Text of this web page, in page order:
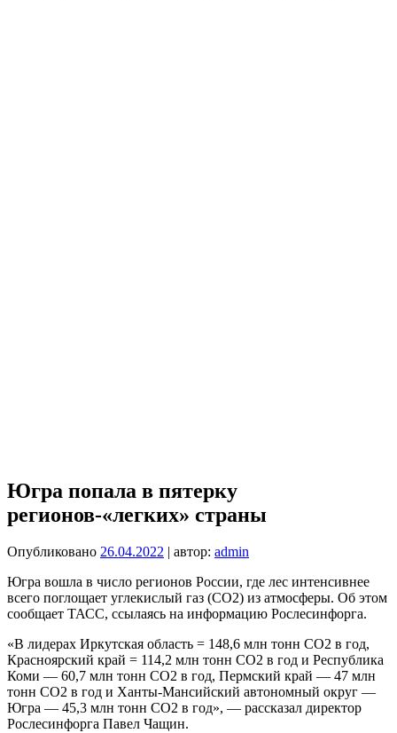
Югра попала в пятерку
регионов-«легких» страны
Опубликовано 26.04.2022 | автор: admin
Югра вошла в число регионов России, где лес интенсивнее
всего поглощает углекислый газ (CO2) из атмосферы. Об этом
сообщает ТАСС, ссылаясь на информацию Рослесинфорга.
«В лидерах Иркутская область = 148,6 млн тонн СО2 в год,
Красноярский край = 114,2 млн тонн СО2 в год и Республика
Коми — 60,7 млн тонн СО2 в год, Пермский край — 47 млн
тонн СО2 в год и Ханты-Мансийский автономный округ —
Югра — 45,3 млн тонн СО2 в год», — рассказал директор
Рослесинфорга Павел Чащин.